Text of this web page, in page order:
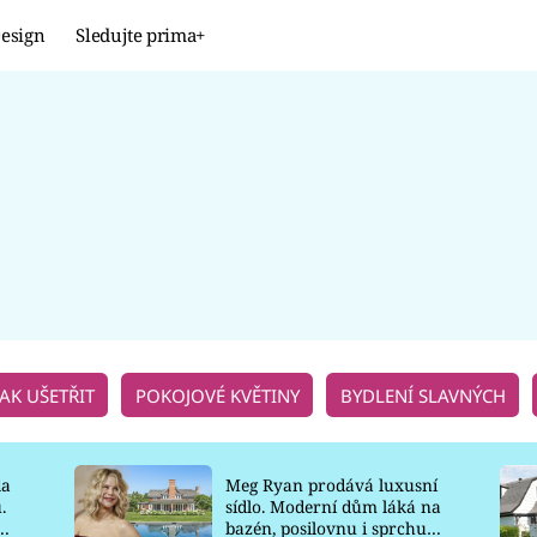
Sledujte prima+
UŠETŘIT POKOJOVÉ KVĚTINY BYDLENÍ SLAVNÝCH
Meg Ryan prodává luxusní
sídlo. Moderní dům láká na
bazén, posilovnu i sprchu